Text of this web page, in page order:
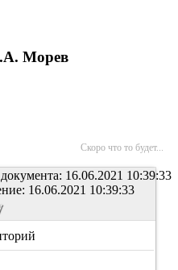
Морев
Скоро что то будет...
16.06.2021 10:39:33
16.06.2021 10:39:33